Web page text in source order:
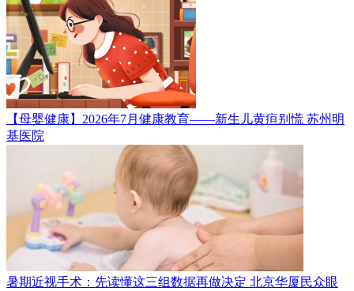
【母婴健康】2026年7月健康教育——新生儿黄疸别慌 苏州明
基医院
暑期近视手术：先读懂这三组数据再做决定 北京华厦民众眼